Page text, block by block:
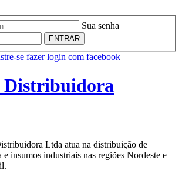
Sua senha
ENTRAR
se fazer login com facebook
Distribuidora
Ltda atua na distribuição de
e insumos industriais nas regiões Nordeste e